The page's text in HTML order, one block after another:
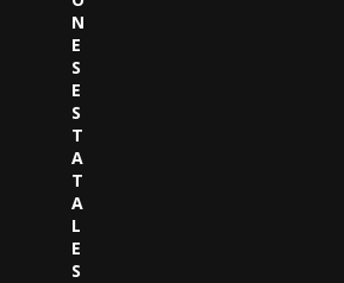
N
E
S
E
S
T
A
T
A
L
E
S